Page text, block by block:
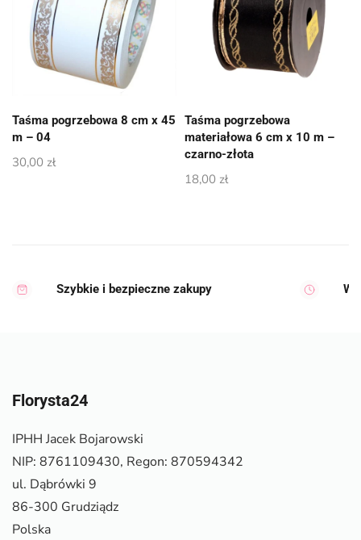
Taśma pogrzebowa 8 cm x 45
m – 04
30,00 zł
Taśma pogrzebowa
materiałowa 6 cm x 10 m –
czarno-złota
18,00 zł
Szybkie i bezpieczne zakupy
Florysta24
IPHH Jacek Bojarowski
NIP: 8761109430, Regon: 870594342
ul. Dąbrówki 9
86-300 Grudziądz
Polska